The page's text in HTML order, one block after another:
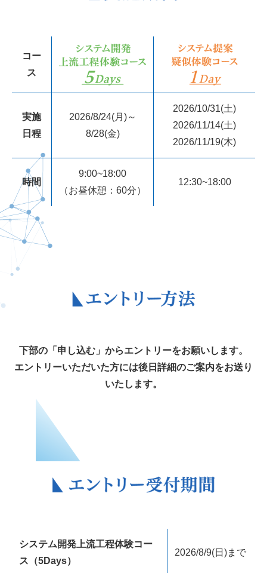
コー
ス
実施
日程
2026/8/24(月)～
8/28(金)
2026/10/31(土)
2026/11/14(土)
2026/11/19(木)
時間
9:00~18:00
（お昼休憩：60分）
12:30~18:00
下部の「申し込む」からエントリーをお願いします。
エントリーいただいた方には後日詳細のご案内をお送り
いたします。
システム開発上流工程体験コー
ス（5Days）
2026/8/9(日)まで